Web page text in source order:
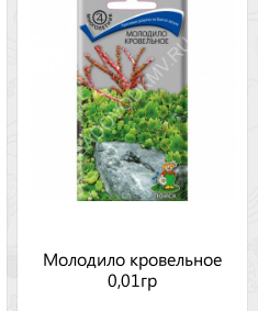
Молодило кровельное
0,01гр